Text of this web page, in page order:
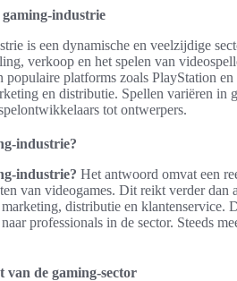
industrie
is een dynamische en veelzijdige
verkoop en het spelen van
populaire platforms zoals PlayStation
en distributie. Spellen variëren in
tot ontwerpers.
industrie?
industrie? Het antwoord omvat een
van videogames. Dit reikt verder
distributie en klantenservice.
professionals in de sector. Steeds
van de gaming-sector